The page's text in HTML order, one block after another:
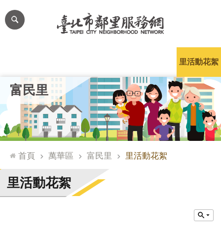
跳到主要內容區塊
網
站
台
通
臺
北
市
富民里
里活動花絮
首頁 萬華區 富民里 里活動花絮
里活動花絮